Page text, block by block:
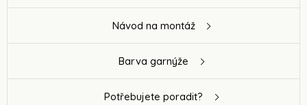
Návod na montáž
Barva garnýže
Potřebujete poradit?